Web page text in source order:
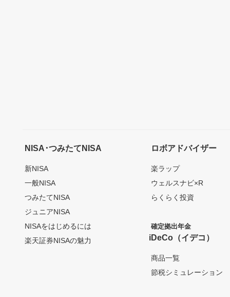
NISA･つみたてNISA
新NISA
一般NISA
つみたてNISA
ジュニアNISA
NISAをはじめるには
楽天証券NISAの魅力
ロボアドバイザー
楽ラップ
ウェルスナビ×R
らくらく投資
確定拠出年金
iDeCo（イデコ）
商品一覧
節税シミュレーション